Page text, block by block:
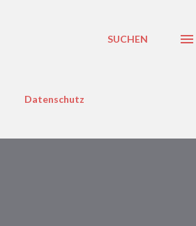
SUCHEN
Datenschutz